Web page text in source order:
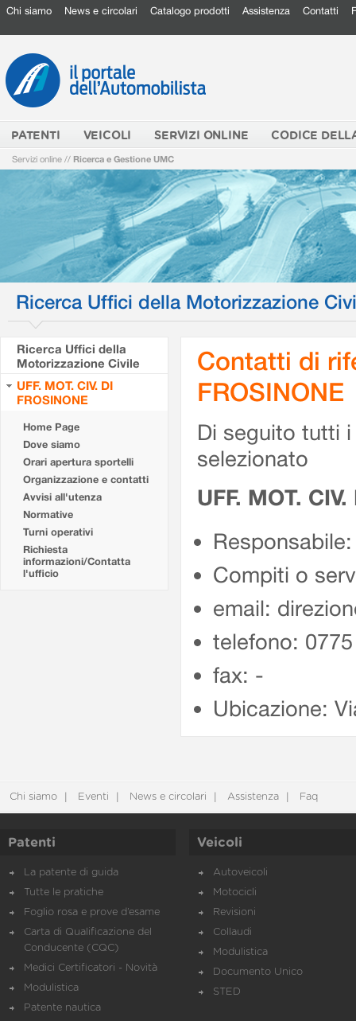
Chi siamo News e circolari Catalogo prodotti Assistenza Contatti
PATENTI VEICOLI SERVIZI ONLINE CODICE
Servizi online // Ricerca e Gestione UMC
Ricerca Uffici della Motorizzazione
Ricerca Uffici della
Motorizzazione Civile
UFF. MOT. CIV. DI
FROSINONE
Home Page
Dove siamo
Orari apertura sportelli
Organizzazione e contatti
Avvisi all'utenza
Normative
Turni operativi
Richiesta
informazioni/Contatta
l'ufficio
Contatti di
FROSINONE
Di seguito tutti
selezionato
UFF. MOT.
Compiti o
email:
telefono:
fax: -
Ubicazione:
Chi siamo Eventi News e circolari Assistenza Faq
Patenti
La patente di guida
Tutte le pratiche
Foglio rosa e prove d’esame
Carta di Qualificazione del
Conducente (CQC)
Medici Certificatori - Novità
Modulistica
Patente nautica
Veicoli
Autoveicoli
Motocicli
Revisioni
Collaudi
Modulistica
Documento Unico
STED